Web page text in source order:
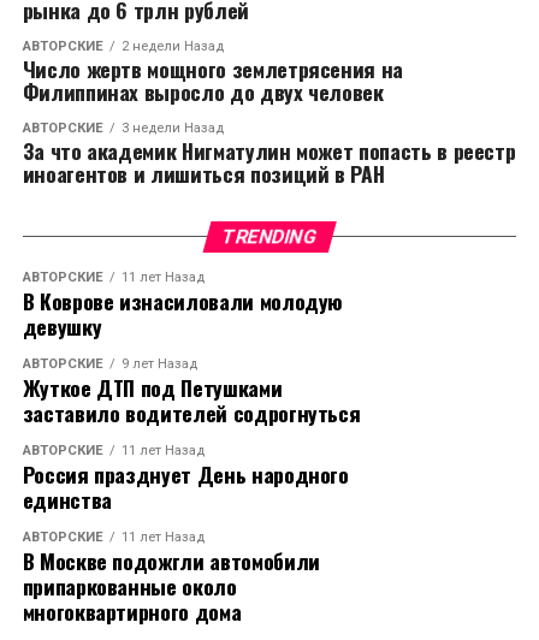
рынка до 6 трлн рублей
АВТОРСКИЕ 2 недели Назад
Число жертв мощного землетрясения на
Филиппинах выросло до двух человек
АВТОРСКИЕ 3 недели Назад
За что академик Нигматулин может попасть в реестр
иноагентов и лишиться позиций в РАН
TRENDING
АВТОРСКИЕ 11 лет Назад
В Коврове изнасиловали молодую
девушку
АВТОРСКИЕ 9 лет Назад
Жуткое ДТП под Петушками
заставило водителей содрогнуться
АВТОРСКИЕ 11 лет Назад
Россия празднует День народного
единства
АВТОРСКИЕ 11 лет Назад
В Москве подожгли автомобили
припаркованные около
многоквартирного дома